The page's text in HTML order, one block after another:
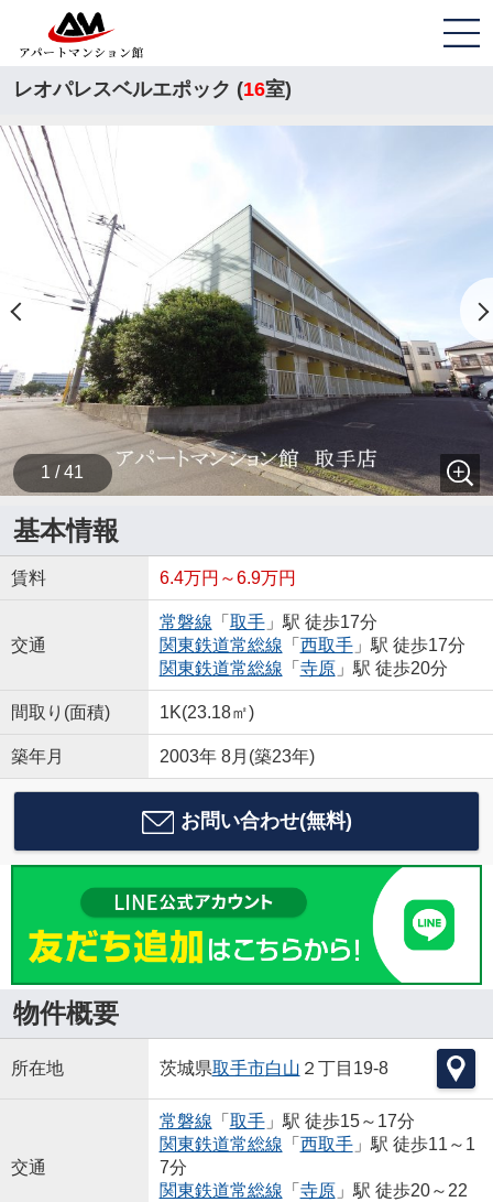
レオパレスベルエポック (16室)
1 / 41
基本情報
賃料 6.4万円～6.9万円
交通
常磐線 「 取手」駅 徒歩17分
関東鉄道常総線 「 西取手」駅 徒歩17分
関東鉄道常総線 「 寺原」駅 徒歩20分
間取り(面積) 1K(23.18㎡)
築年月 2003年 8月(築23年)
お問い合わせ(無料)
物件概要
所在地 茨城県取手市白山 ２丁目19-8
交通
常磐線 「 取手」駅 徒歩15～17分
関東鉄道常総線 「 西取手」駅 徒歩11～1
7分
関東鉄道常総線 「 寺原」駅 徒歩20～22